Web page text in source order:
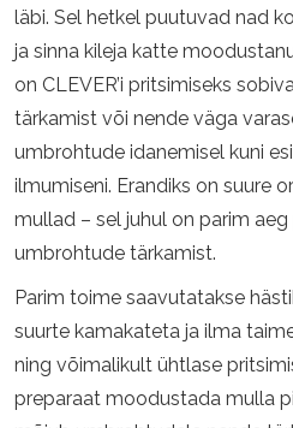
läbi. Sel hetkel puutuvad nad
ja sinna kileja katte
on CLEVER’i pritsimiseks
tärkamist või nende väga
umbrohtude idanemisel kuni
ilmumiseni. Erandiks on suure
mullad – sel juhul on parim
umbrohtude tärkamist.
Parim toime saavutatakse
suurte kamakateta ja ilma
ning võimalikult ühtlase
preparaat moodustada mulla